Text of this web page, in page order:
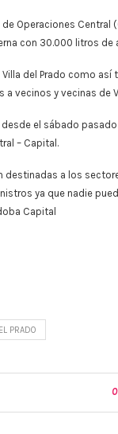
de Operaciones
con 30.000 litros
del Prado como
vecinos y vecinas de
el sábado
– Capital.
destinadas a los
ya que nadie
Capital
PRADO
0